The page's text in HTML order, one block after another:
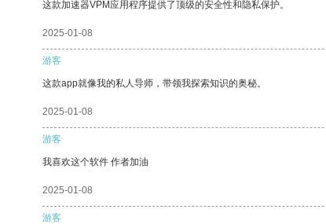
这款加速器VPM应用程序提供了顶级的安全性和隐私保护。
2025-01-08
游客
这款app就像我的私人导师，带领我探索知识的奥秘。
2025-01-08
游客
我喜欢这个软件 作者加油
2025-01-08
游客